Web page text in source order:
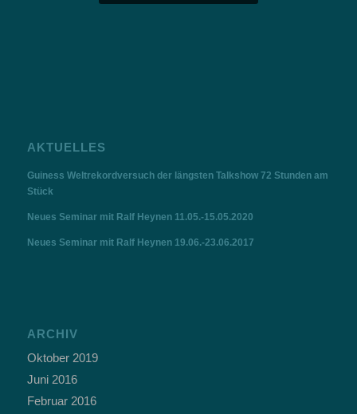
AKTUELLES
Guiness Weltrekordversuch der längsten Talkshow 72 Stunden am
Stück
Neues Seminar mit Ralf Heynen 11.05.-15.05.2020
Neues Seminar mit Ralf Heynen 19.06.-23.06.2017
ARCHIV
Oktober 2019
Juni 2016
Februar 2016